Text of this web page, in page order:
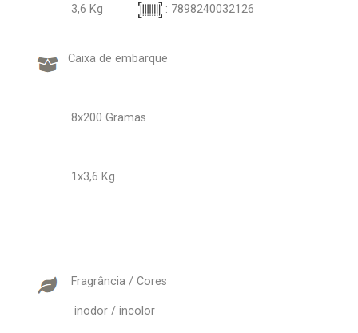
3,6 Kg: 7898240032126
Caixa de embarque
8x200 Gramas
1x3,6 Kg
Fragrância / Cores
inodor / incolor